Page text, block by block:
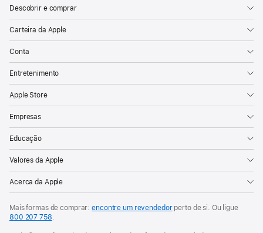
Descobrir e comprar
Carteira da Apple
Conta
Entretenimento
Apple Store
Empresas
Educação
Valores da Apple
Acerca da Apple
Mais formas de comprar:encontre um revendedorperto de si. Ou ligue
800 207 758.